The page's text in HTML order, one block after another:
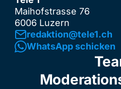
Maihofstrasse 76
6006 Luzern
redaktion@tele1.ch
WhatsApp schicken